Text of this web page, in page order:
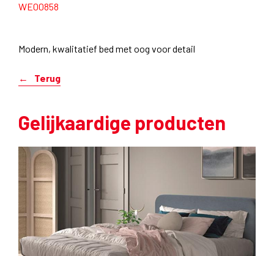
WE00858
Modern, kwalitatief bed met oog voor detail
Terug
Gelijkaardige producten